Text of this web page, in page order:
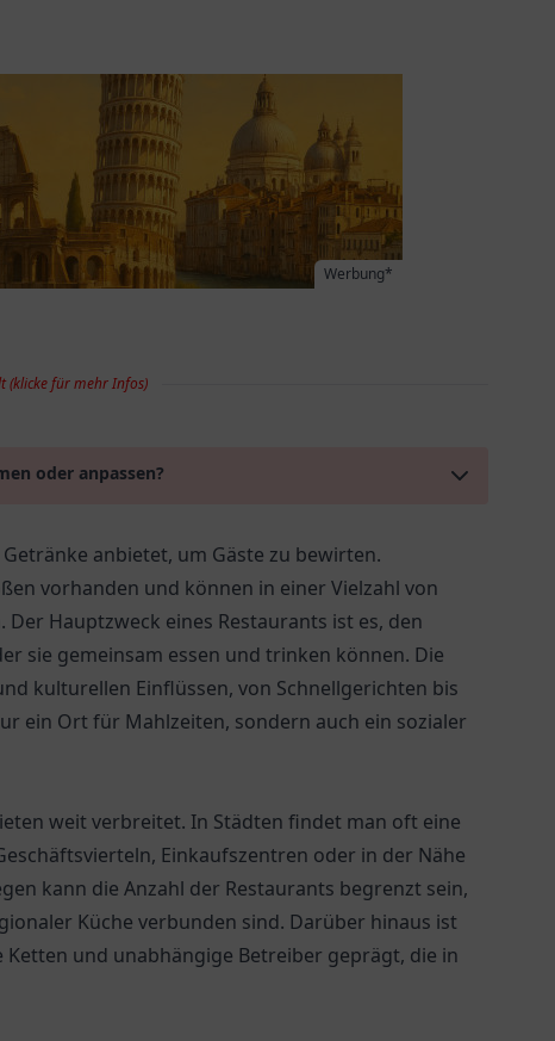
Werbung*
(klicke für mehr Infos)
oder anpassen?
anbietet, um Gäste zu bewirten.
vorhanden und können in einer Vielzahl von
Hauptzweck eines Restaurants ist es, den
sie gemeinsam essen und trinken können. Die
kulturellen Einflüssen, von Schnellgerichten bis
ein Ort für Mahlzeiten, sondern auch ein sozialer
weit verbreitet. In Städten findet man oft eine
Einkaufszentren oder in der Nähe
kann die Anzahl der Restaurants begrenzt sein,
Küche verbunden sind. Darüber hinaus ist
und unabhängige Betreiber geprägt, die in